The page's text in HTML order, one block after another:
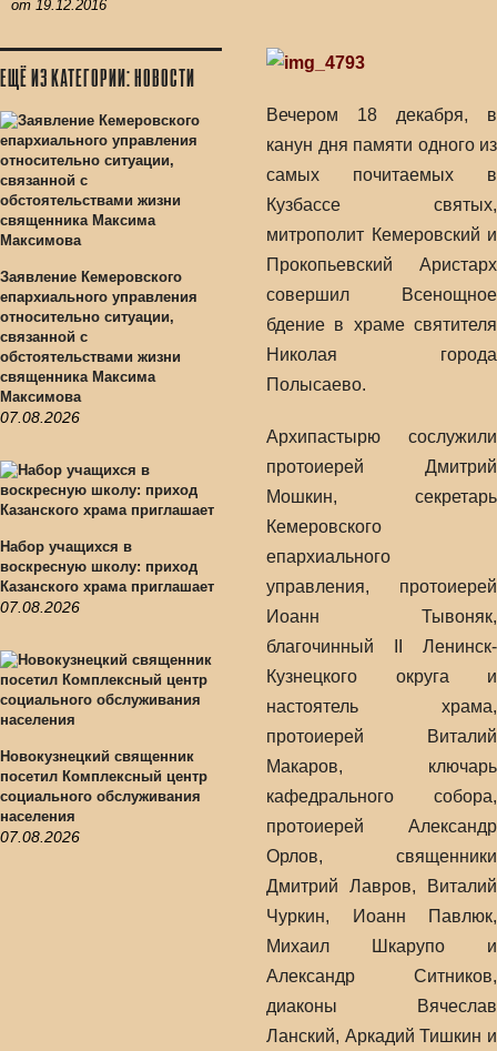
от 19.12.2016
ЕЩЁ ИЗ КАТЕГОРИИ: НОВОСТИ
Заявление Кемеровского
епархиального управления
относительно ситуации,
связанной с
обстоятельствами жизни
священника Максима
Максимова
07.08.2026
Набор учащихся в
воскресную школу: приход
Казанского храма приглашает
07.08.2026
Новокузнецкий священник
посетил Комплексный центр
социального обслуживания
населения
07.08.2026
Вечером 18 декабря, в
канун дня памяти одного из
самых почитаемых в
Кузбассе святых,
митрополит Кемеровский и
Прокопьевский Аристарх
совершил Всенощное
бдение в храме святителя
Николая города
Полысаево.
Архипастырю сослужили
протоиерей Дмитрий
Мошкин, секретарь
Кемеровского
епархиального
управления, протоиерей
Иоанн Тывоняк,
благочинный II Ленинск-
Кузнецкого округа и
настоятель храма,
протоиерей Виталий
Макаров, ключарь
кафедрального собора,
протоиерей Александр
Орлов, священники
Дмитрий Лавров, Виталий
Чуркин, Иоанн Павлюк,
Михаил Шкарупо и
Александр Ситников,
диаконы Вячеслав
Ланский, Аркадий Тишкин и